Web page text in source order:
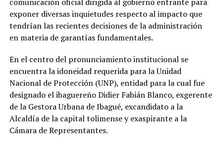
comunicación oficial dirigida al gobierno entrante para
exponer diversas inquietudes respecto al impacto que
tendrían las recientes decisiones de la administración
en materia de garantías fundamentales.
En el centro del pronunciamiento institucional se
encuentra la idoneidad requerida para la Unidad
Nacional de Protección (UNP), entidad para la cual fue
designado el ibaguereño Didier Fabián Blanco, exgerente
de la Gestora Urbana de Ibagué, excandidato a la
Alcaldía de la capital tolimense y exaspirante a la
Cámara de Representantes.